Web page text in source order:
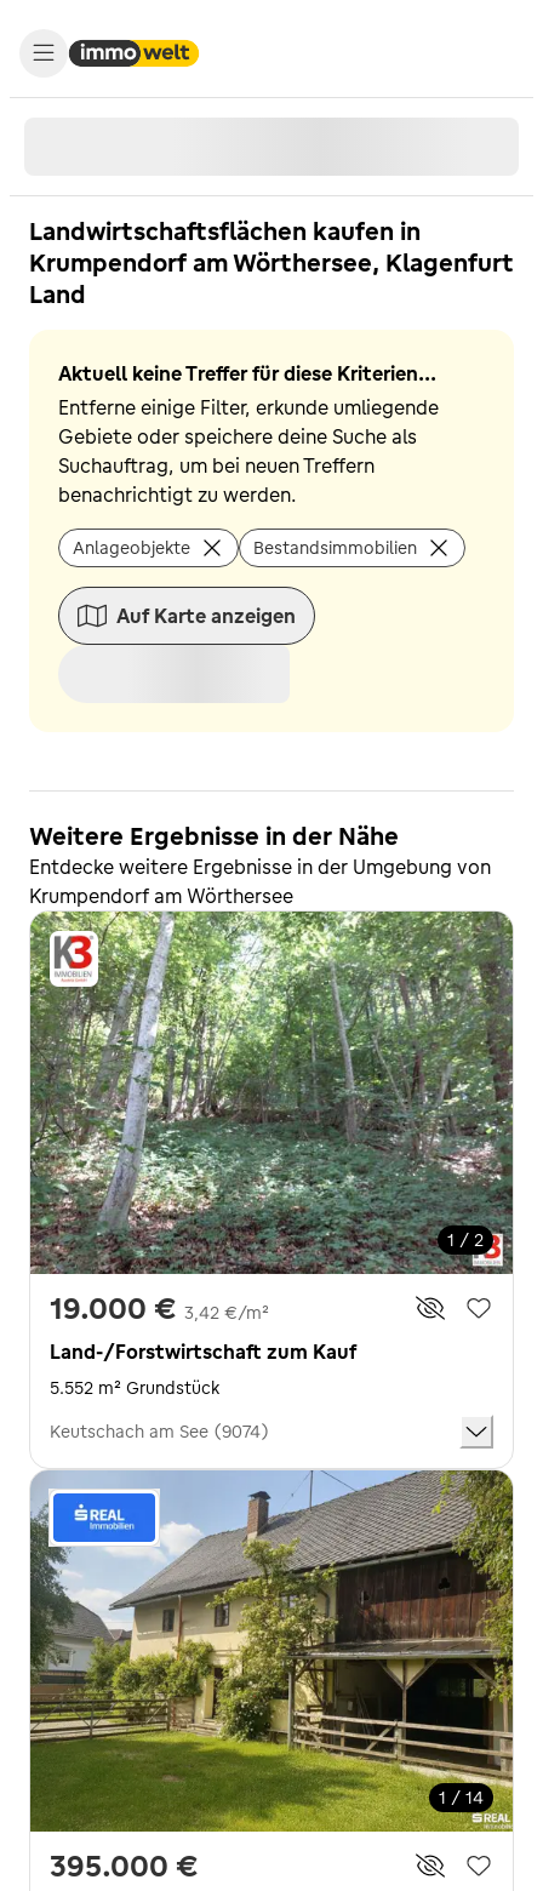
Landwirtschaftsflächen kaufen in
Krumpendorf am Wörthersee, Klagenfurt
Land
Aktuell keine Treffer für diese Kriterien...
Entferne einige Filter, erkunde umliegende
Gebiete oder speichere deine Suche als
Suchauftrag, um bei neuen Treffern
benachrichtigt zu werden.
Anlageobjekte Bestandsimmobilien
Auf Karte anzeigen
Weitere Ergebnisse in der Nähe
Entdecke weitere Ergebnisse in der Umgebung von
Krumpendorf am Wörthersee
1 / 2
19.000 € 3,42 €/m²
Land-/Forstwirtschaft zum Kauf
5.552 m² Grundstück
Keutschach am See (9074)
1 / 14
395.000 €